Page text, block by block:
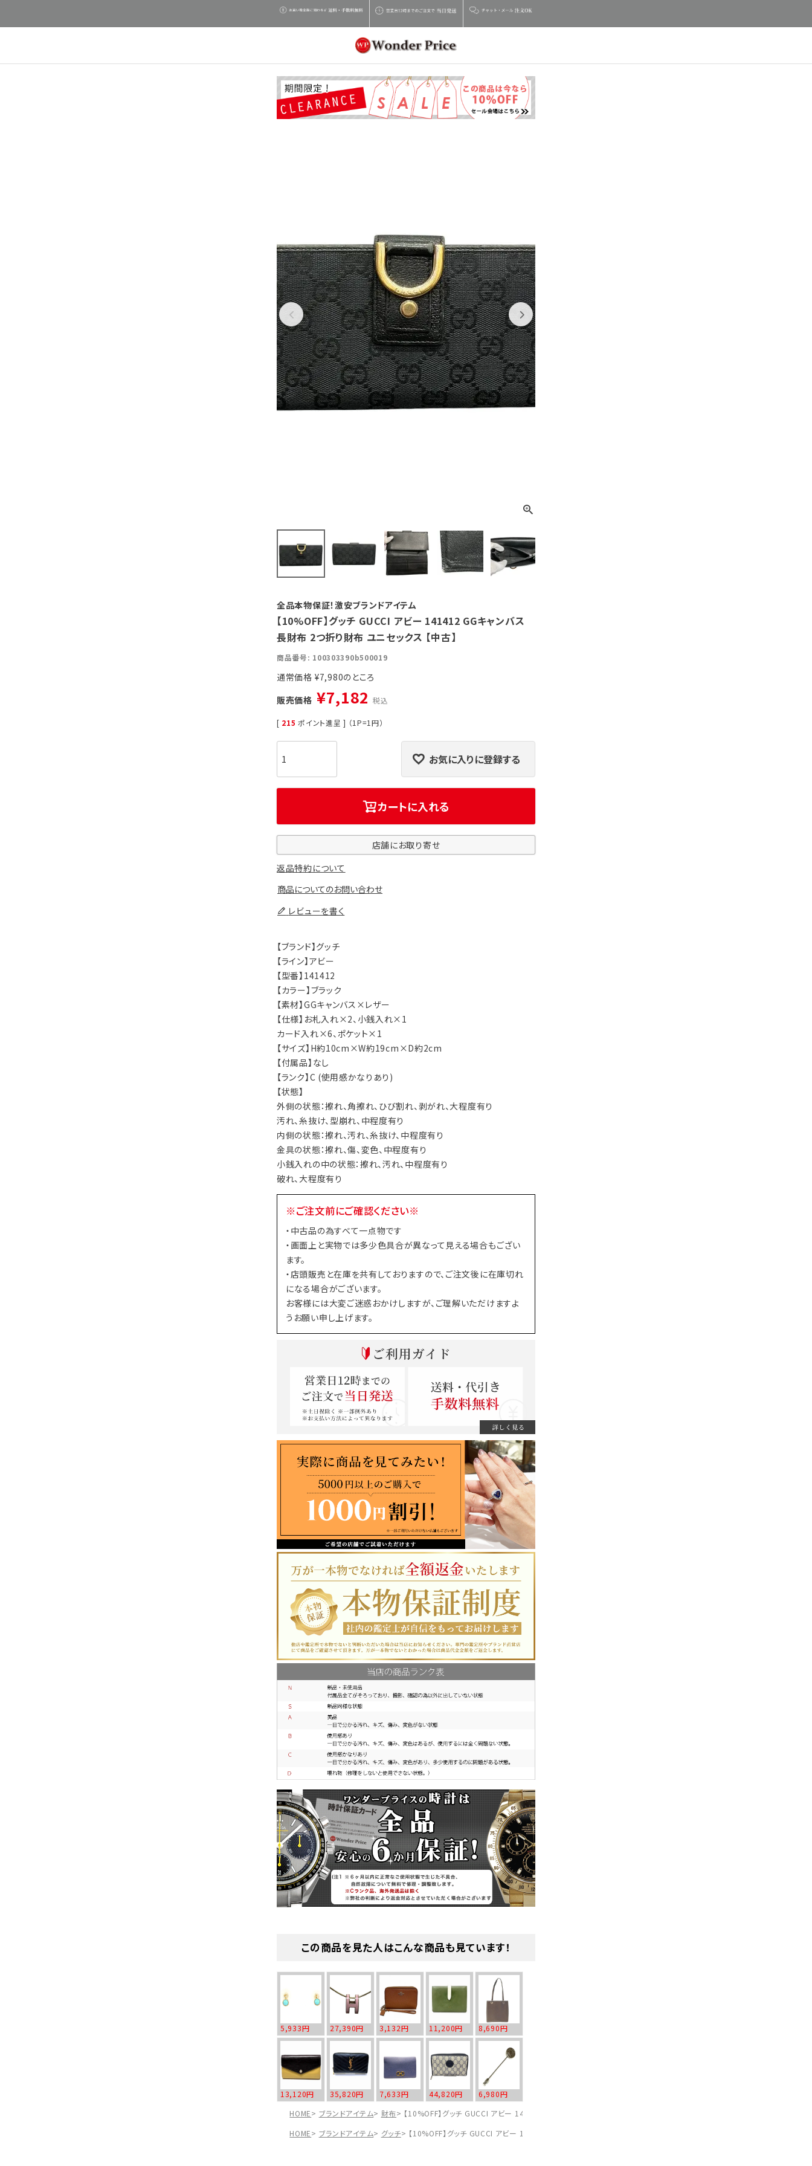
Previous Next
全品本物保証！激安ブランドアイテム
【10%OFF】グッチ GUCCI アビー 141412 GGキャンバス
長財布 2つ折り財布 ユニセックス 【中古】
商品番号 100303390b500019
通常価格 ¥7,980
販売価格 ¥7,182 税込
[ 215 ポイント進呈 ] （1P=1円）
お気に入りに登録する
カートに入れる
店舗にお取り寄せ
返品特約について
商品についてのお問い合わせ
レビューを書く
【ブランド】グッチ
【ライン】アビー
【型番】141412
【カラー】ブラック
【素材】GGキャンバス×レザー
【仕様】お札入れ×2、小銭入れ×1
カード入れ×6、ポケット×1
【サイズ】H約10cm×W約19cm×D約2cm
【付属品】なし
【ランク】C (使用感かなりあり)
【状態】
外側の状態：擦れ、角擦れ、ひび割れ、剥がれ、大程度有り
汚れ、糸抜け、型崩れ、中程度有り
内側の状態：擦れ、汚れ、糸抜け、中程度有り
金具の状態：擦れ、傷、変色、中程度有り
小銭入れの中の状態：擦れ、汚れ、中程度有り
破れ、大程度有り
※ご注文前にご確認ください※
・中古品の為すべて一点物です
・画面上と実物では多少色具合が異なって見える場合もござい
ます。
・店頭販売と在庫を共有しておりますので、ご注文後に在庫切れ
になる場合がございます。
お客様には大変ご迷惑おかけしますが、ご理解いただけますよ
うお願い申し上げます。
この商品を見た人はこんな商品も見ています！
5,933円 27,390円 3,132円 11,200円 8,690円
13,120円 35,820円 7,633円 44,820円
6,980円
HOME
ブランドアイテム 財布
【10%OFF】グッチ GUCCI アビー 141412 GGキャンバス 長財布 2つ折り財布 ユニセックス 【中古】
HOME
ブランドアイテム グッチ 【10%OFF】グッチ GUCCI アビー 141412 GGキャンバス 長財布 2つ折り財布 ユニセックス 【中古】